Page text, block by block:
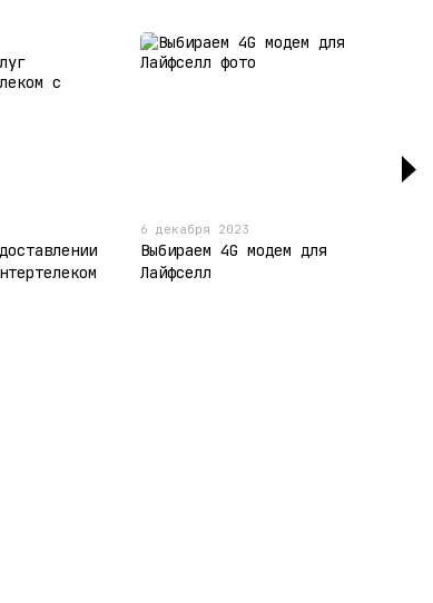
6 декабря 2023
Выбираем 4G модем для
Лайфселл